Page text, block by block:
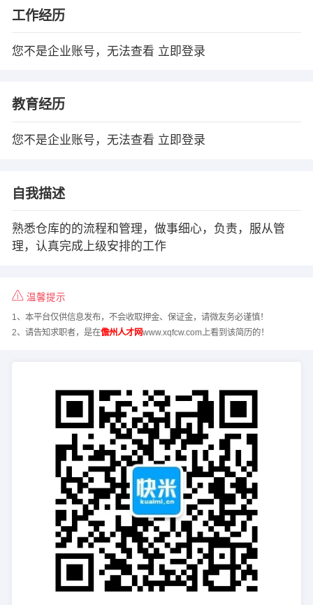
工作经历
您不是企业账号，无法查看 立即登录
教育经历
您不是企业账号，无法查看 立即登录
自我描述
熟悉仓库的的流程和管理，做事细心，负责，服从管
理，认真完成上级安排的工作
温馨提示
1、本平台仅供信息发布，不会收取押金、保证金，请微友务必谨慎！
2、请告知求职者，是在儋州人才网www.xqfcw.com上看到该简历的！